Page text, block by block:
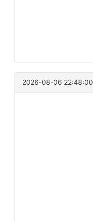
2026-08-06 22:48:00